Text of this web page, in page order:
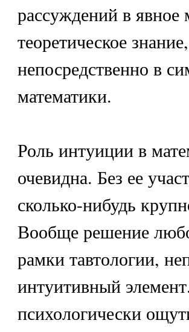
рассуждений в явное
теоретическое
непосредственно в
математики.
Роль интуиции в
очевидна. Без ее
сколько-нибудь
Вообще решение
рамки тавтологии,
интуитивный
психологически